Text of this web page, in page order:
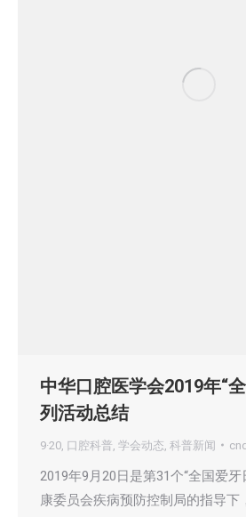
中华口腔医学会2019年“
列活动总结
9·20 口腔科普 学会动态 科普新闻
2019年9月20日是第31个“全国爱
康委员会疾病预防控制局的指导下